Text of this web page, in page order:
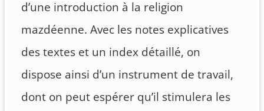
d’une introduction à la religion
mazdéenne. Avec les notes explicatives
des textes et un index détaillé, on
dispose ainsi d’un instrument de travail,
dont on peut espérer qu’il stimulera les